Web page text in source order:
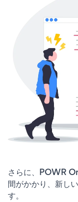
さらに、POWR
間がかかり、新し
す。